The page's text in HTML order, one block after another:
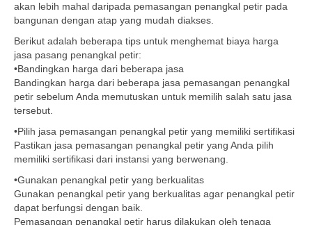
akan lebih mahal daripada pemasangan penangkal petir pada
bangunan dengan atap yang mudah diakses.
Berikut adalah beberapa tips untuk menghemat biaya harga
jasa pasang penangkal petir:
•Bandingkan harga dari beberapa jasa
Bandingkan harga dari beberapa jasa pemasangan penangkal
petir sebelum Anda memutuskan untuk memilih salah satu jasa
tersebut.
•Pilih jasa pemasangan penangkal petir yang memiliki sertifikasi
Pastikan jasa pemasangan penangkal petir yang Anda pilih
memiliki sertifikasi dari instansi yang berwenang.
•Gunakan penangkal petir yang berkualitas
Gunakan penangkal petir yang berkualitas agar penangkal petir
dapat berfungsi dengan baik.
Pemasangan penangkal petir harus dilakukan oleh tenaga